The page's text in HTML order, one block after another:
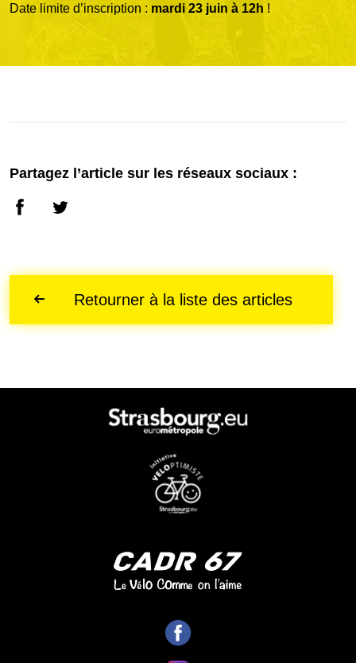
Date limite d’inscription : mardi 23 juin à 12h !
Partagez l’article sur les réseaux sociaux :
Retourner à la liste des articles